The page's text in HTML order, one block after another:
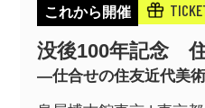
これから開催
没後100年記念
—仕合せの住友近代美